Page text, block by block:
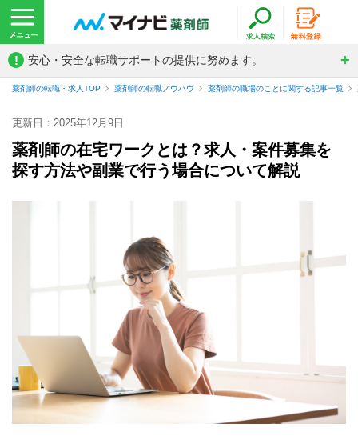
! 安心・安全な転職サポートの提供に努めます。
薬剤師の転職・求人TOP 薬剤師の転職ノウハウ 薬剤師の職場のことに関する記事一覧
更新日：2025年12月9日
薬剤師の在宅ワークとは？求人・案件募集を
探す方法や副業で行う場合について解説